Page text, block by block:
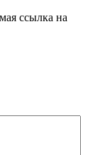
ссылка на